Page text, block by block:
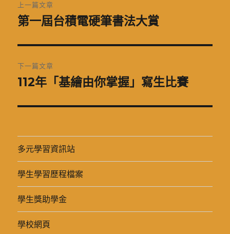
章
覽
上一篇文章
上
篇
文
章:
第一屆台積電硬筆書法大賞
下一篇文章
下
篇
章:
112年「基繪由你掌握」寫生比賽
多元學習資訊站
學生學習歷程檔案
學生獎助學金
學校網頁